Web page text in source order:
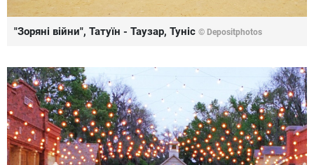
"Зоряні війни", Татуїн - Таузар, Туніс © Depositphotos